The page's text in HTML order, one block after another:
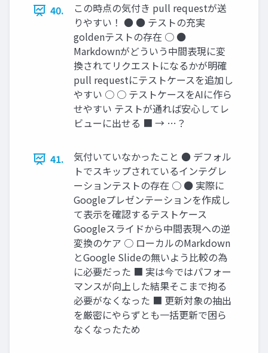
40.
この時点の気付き pull requestが送
りやすい！ ● ● テストの充実
goldenテストの存在 ○ ●
Markdownがどういう中間表現に変
換されてリクエストになるかが明確
pull requestにテストケースを追加し
やすい ○ ○ テストケースをAIに作ら
せやすい テストが通れば安心してレ
ビューに出せる ■ → …？
41.
気付いていなかったこと ● デフォル
トでスキップされているインテグレ
ーションテストの存在 ○ ● 実際に
Googleプレゼンテーションを作成し
て表示を確認するテストケース
Googleスライドから中間表現への逆
変換のケア ○ ローカルのMarkdown
とGoogle Slideの無いよう比較の為
に必要だった ■ 実は今ではパフォー
マンスが向上した結果そこまで拘る
必要がなくなった ■ 更新対象の抽出
を厳密にやらずとも一括更新で困ら
なくなったため